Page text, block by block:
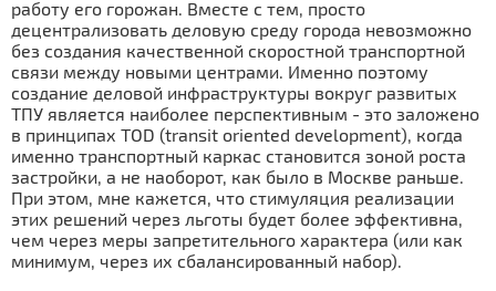
работу его горожан. Вместе с тем, просто
децентрализовать деловую среду города невозможно
без создания качественной скоростной транспортной
связи между новыми центрами. Именно поэтому
создание деловой инфраструктуры вокруг развитых
ТПУ является наиболее перспективным - это заложено
в принципах TOD (transit oriented development), когда
именно транспортный каркас становится зоной роста
застройки, а не наоборот, как было в Москве раньше.
При этом, мне кажется, что стимуляция реализации
этих решений через льготы будет более эффективна,
чем через меры запретительного характера (или как
минимум, через их сбалансированный набор).